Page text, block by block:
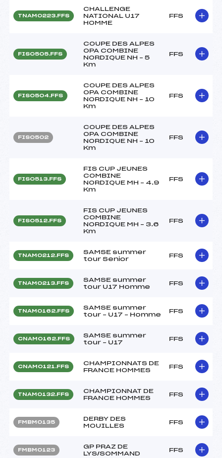
TNAM0223.FFS
CHALLENGE
NATIONAL U17
HOMME
FFS
FIS0505.FFS
COUPE DES ALPES
OPA COMBINE
NORDIQUE NH – 5
Km
FFS
FIS0504.FFS
COUPE DES ALPES
OPA COMBINE
NORDIQUE NH – 10
Km
FFS
FIS0502
COUPE DES ALPES
OPA COMBINE
NORDIQUE NH – 10
Km
FFS
FIS0513.FFS
FIS CUP JEUNES
COMBINE
NORDIQUE MH – 4.9
Km
FFS
FIS0512.FFS
FIS CUP JEUNES
COMBINE
NORDIQUE MH – 3.6
Km
FFS
TNAM0212.FFS
SAMSE summer
tour Senior
FFS
TNAM0213.FFS
SAMSE summer
tour U17 Homme
FFS
TNAM0162.FFS
SAMSE summer
tour – U17 – Homme
FFS
CNAM0162.FFS
SAMSE summer
tour – U17
FFS
CNAM0121.FFS
CHAMPIONNATS DE
FRANCE HOMMES
FFS
TNAM0132.FFS
CHAMPIONNAT DE
FRANCE HOMMES
FFS
FMBM0135
DERBY DES
MOUILLES
FFS
FMBM0123
GP PRAZ DE
LYS/SOMMAND
FFS